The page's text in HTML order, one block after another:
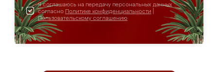
Я соглашаюсь на передачу персональных данных
согласно Политике конфиденциальности
Пользовательскому соглашению